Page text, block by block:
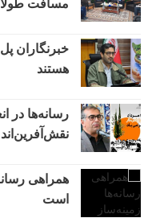
مسافت
خبرنگاران
هستند
رسانه‌ها در
نقش‌آفرین‌اند
همراهی
است